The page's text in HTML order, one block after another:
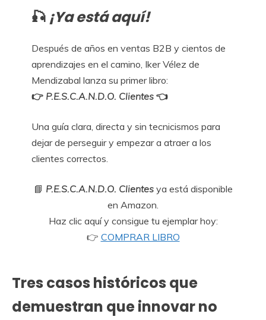
🎣 ¡Ya está aquí!
Después de años en ventas B2B y cientos de
aprendizajes en el camino, Iker Vélez de
Mendizabal lanza su primer libro:
👉 P.E.S.C.A.N.D.O. Clientes👈
Una guía clara, directa y sin tecnicismos para
dejar de perseguir y empezar a atraer a los
clientes correctos.
📘 P.E.S.C.A.N.D.O. Clientesya está disponible
en Amazon.
Haz clic aquí y consigue tu ejemplar hoy:
👉 COMPRAR LIBRO
Tres casos históricos que
demuestran que innovar no